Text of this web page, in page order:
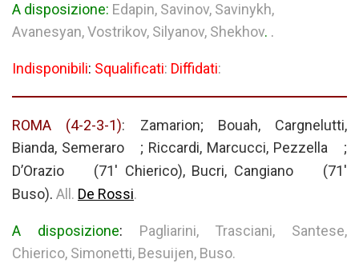
A disposizione: Edapin, Savinov, Savinykh,
Avanesyan, Vostrikov, Silyanov, Shekhov. .
Indisponibili: Squalificati: Diffidati:
ROMA (4-2-3-1): Zamarion; Bouah, Cargnelutti,
Bianda, Semeraro
; Riccardi, Marcucci, Pezzella
;
D’Orazio
(71′ Chierico), Bucri, Cangiano
(71′
Buso). All. De Rossi.
A disposizione: Pagliarini, Trasciani, Santese,
Chierico, Simonetti, Besuijen, Buso.